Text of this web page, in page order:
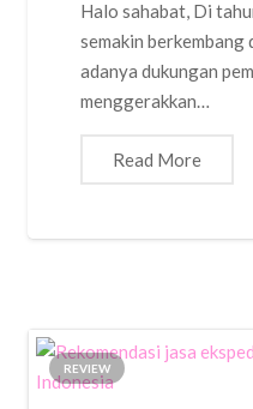
Halo sahabat, Di
semakin berkembang
adanya dukungan
menggerakkan…
Read More
REVIEW